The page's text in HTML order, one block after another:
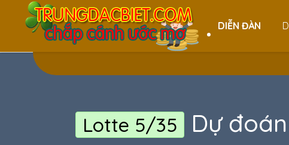
DIỄN ĐÀN
Lotte 5/35
Dự